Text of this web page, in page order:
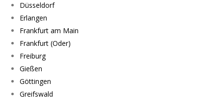
Düsseldorf
Erlangen
Frankfurt am Main
Frankfurt (Oder)
Freiburg
Gießen
Göttingen
Greifswald